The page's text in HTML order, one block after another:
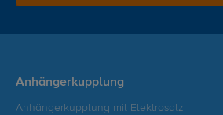
Anhängerkupplung
Anhängerkupplung mit Elektrosatz